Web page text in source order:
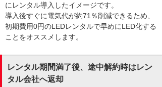
にレンタル導入したイメージです。
導入後すぐに電気代が約71％削減できるため、
初期費用0円のLEDレンタルで早めにLED化する
ことをオススメします。
レンタル期間満了後、途中解約時はレン
タル会社へ返却